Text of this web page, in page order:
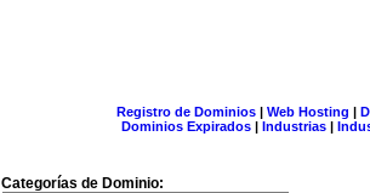
Registro de Dominios| Web Hosting |
Dominios Expirados | Industrias |
Categorías de Dominio: